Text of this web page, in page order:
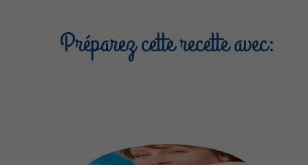
Préparez cette recette avec: